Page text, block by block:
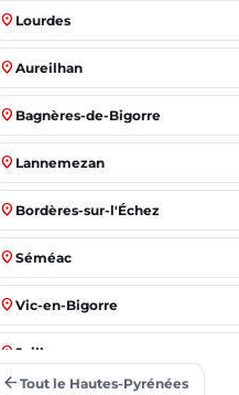
place Lourdes
place Aureilhan
place Bagnères-de-Bigorre
place Lannemezan
place Bordères-sur-l'Échez
place Séméac
place Vic-en-Bigorre
place Juillan
arrow_back Tout le Hautes-Pyrénées